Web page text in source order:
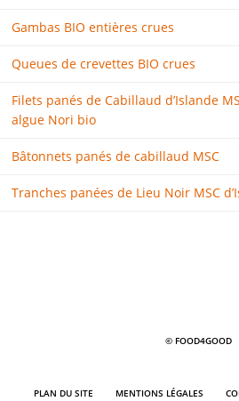
Gambas BIO entières crues
Queues de crevettes BIO crues
Filets panés de Cabillaud d’Islande
algue Nori bio
Bâtonnets panés de cabillaud MSC
Tranches panées de Lieu Noir MSC
© FOOD4GOOD
PLAN DU SITE MENTIONS LÉGALES